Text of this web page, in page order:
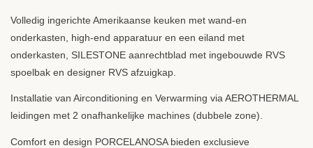
Volledig ingerichte Amerikaanse keuken met wand-en
onderkasten, high-end apparatuur en een eiland met
onderkasten, SILESTONE aanrechtblad met ingebouwde RVS
spoelbak en designer RVS afzuigkap.
Installatie van Airconditioning en Verwarming via AEROTHERMAL
leidingen met 2 onafhankelijke machines (dubbele zone).
Comfort en design PORCELANOSAbieden exclusieve